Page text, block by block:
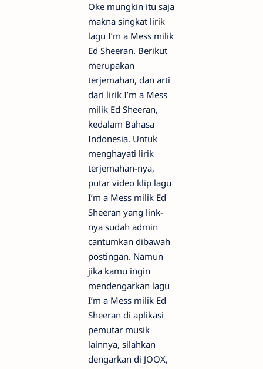
Oke mungkin itu saja
makna singkat lirik
lagu I’m a Mess milik
Ed Sheeran. Berikut
merupakan
terjemahan, dan arti
dari lirik I’m a Mess
milik Ed Sheeran,
kedalam Bahasa
Indonesia. Untuk
menghayati lirik
terjemahan-nya,
putar video klip lagu
I’m a Mess milik Ed
Sheeran yang link-
nya sudah admin
cantumkan dibawah
postingan. Namun
jika kamu ingin
mendengarkan lagu
I’m a Mess milik Ed
Sheeran di aplikasi
pemutar musik
lainnya, silahkan
dengarkan di JOOX,